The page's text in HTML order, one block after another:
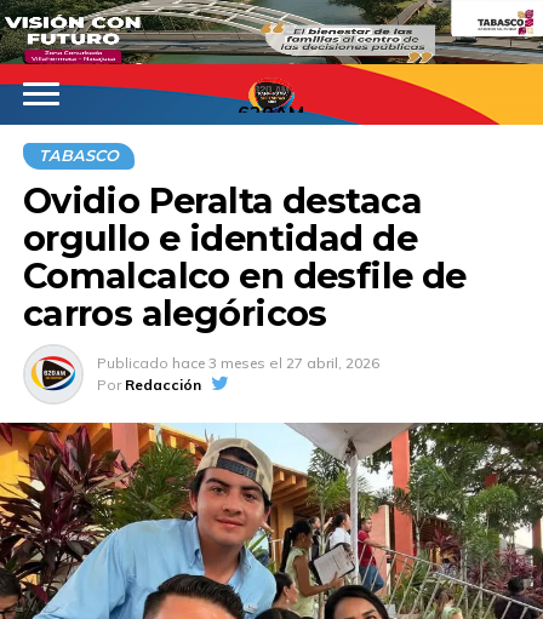
620AM
TABASCO
Ovidio Peralta destaca
orgullo e identidad de
Comalcalco en desfile de
carros alegóricos
Publicado hace 3 meses el 27 abril, 2026
Por Redacción